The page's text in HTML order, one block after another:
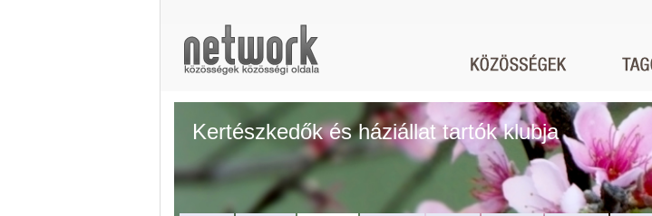
Kertészkedők és háziállat tartók klubja